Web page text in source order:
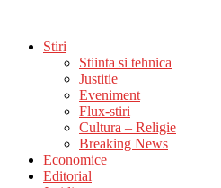
Stiri
Stiinta si tehnica
Justitie
Eveniment
Flux-stiri
Cultura – Religie
Breaking News
Economice
Editorial